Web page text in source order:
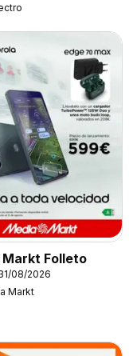
Markt Folleto
08/2026
Markt